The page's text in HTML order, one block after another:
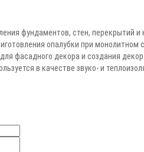
фундаментов, стен, перекрытий
опалубки при монолитном
фасадного декора и создания
в качестве звуко- и